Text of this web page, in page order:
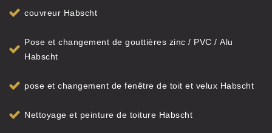
couvreur Habscht
Pose et changement de gouttières zinc / PVC / Alu
Habscht
pose et changement de fenêtre de toit et velux Habscht
Nettoyage et peinture de toiture Habscht